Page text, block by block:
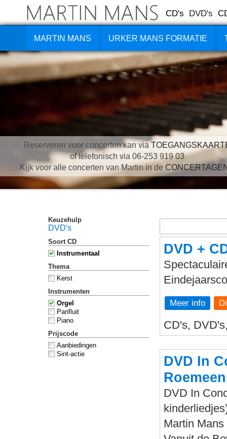
CD's DVD's
MARTIN MANS URKER MANS FORMATIE
Reserveren voor concerten kan via
of telefonisch via 06-253 919 03
Kijk voor alle concerten van Martin in de
Keuzehulp
DVD's
Soort CD
Instrumentaal
Thema
Kerst
Instrumenten
Orgel
Panfluit
Piano
Prijscode
Aanbiedingen
Sint-actie
DVD +
Meer info
CD's,
DVD In
DVD In
Martin